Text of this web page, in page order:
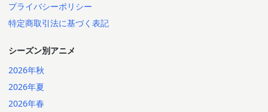
プライバシーポリシー
特定商取引法に基づく表記
シーズン別アニメ
2026年秋
2026年夏
2026年春